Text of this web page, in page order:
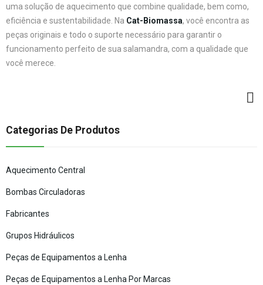
uma solução de aquecimento que combine qualidade, bem como,
eficiência e sustentabilidade. Na Cat-Biomassa, você encontra as
peças originais e todo o suporte necessário para garantir o
funcionamento perfeito de sua salamandra, com a qualidade que
você merece.
Categorias De Produtos
Aquecimento Central
Bombas Circuladoras
Fabricantes
Grupos Hidráulicos
Peças de Equipamentos a Lenha
Peças de Equipamentos a Lenha Por Marcas